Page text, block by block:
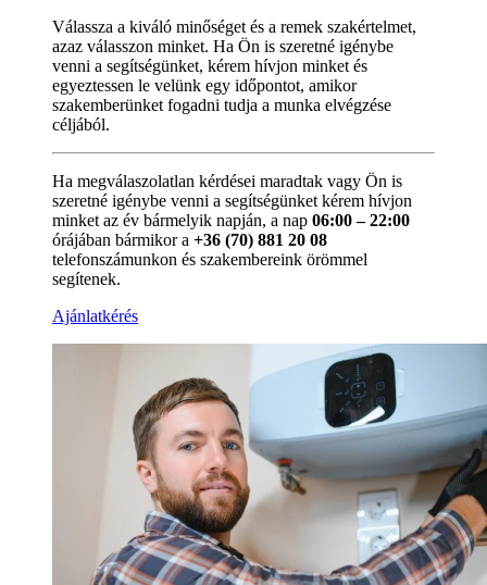
Válassza a kiváló minőséget és a remek szakértelmet,
azaz válasszon minket. Ha Ön is szeretné igénybe
venni a segítségünket, kérem hívjon minket és
egyeztessen le velünk egy időpontot, amikor
szakemberünket fogadni tudja a munka elvégzése
céljából.
Ha megválaszolatlan kérdései maradtak vagy Ön is
szeretné igénybe venni a segítségünket kérem hívjon
minket az év bármelyik napján, a nap 06:00 – 22:00
órájában bármikor a +36 (70) 881 20 08
telefonszámunkon és szakembereink örömmel
segítenek.
Ajánlatkérés